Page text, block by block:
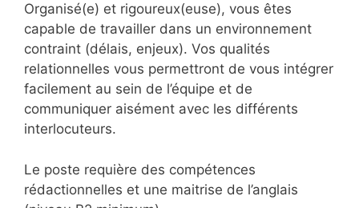
Organisé(e) et rigoureux(euse), vous êtes
capable de travailler dans un environnement
contraint (délais, enjeux). Vos qualités
relationnelles vous permettront de vous intégrer
facilement au sein de l’équipe et de
communiquer aisément avec les différents
interlocuteurs.
Le poste requière des compétences
rédactionnelles et une maitrise de l’anglais